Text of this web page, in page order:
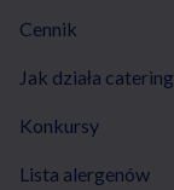
Cennik
Jak działa catering
Konkursy
Lista alergenów